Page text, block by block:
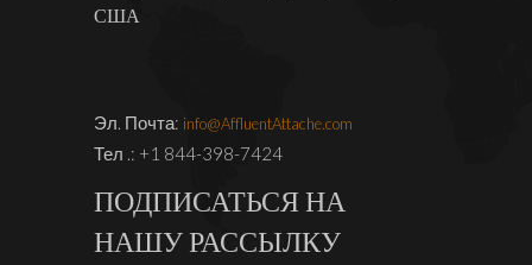
США
Эл. Почта: info@AffluentAttache.com
Тел .: +1 844-398-7424
ПОДПИСАТЬСЯ НА
НАШУ РАССЫЛКУ